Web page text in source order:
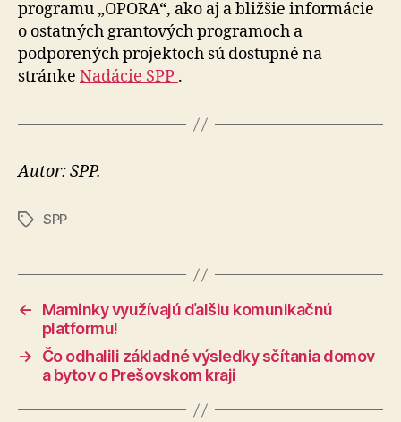
programu „OPORA“, ako aj a bližšie informácie
o ostatných grantových programoch a
podporených projektoch sú dostupné na
stránke Nadácie SPP .
Autor: SPP.
Značky
SPP
←
Maminky využívajú ďalšiu komunikačnú
platformu!
→
Čo odhalili základné výsledky sčítania domov
a bytov o Prešovskom kraji